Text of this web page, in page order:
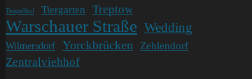
Tempelhof Tiergarten Treptow
Warschauer Straße Wedding
Wilmersdorf Yorckbrücken Zehlendorf
Zentralviehhof